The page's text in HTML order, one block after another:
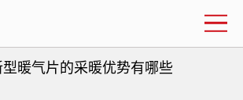
暖气片的采暖优势有哪些